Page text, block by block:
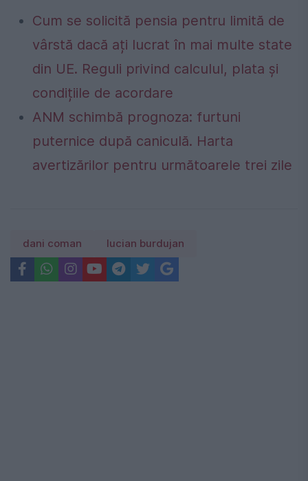
Cum se solicită pensia pentru limită de
vârstă dacă ați lucrat în mai multe state
din UE. Reguli privind calculul, plata și
condițiile de acordare
ANM schimbă prognoza: furtuni
puternice după caniculă. Harta
avertizărilor pentru următoarele trei zile
dani coman lucian burdujan